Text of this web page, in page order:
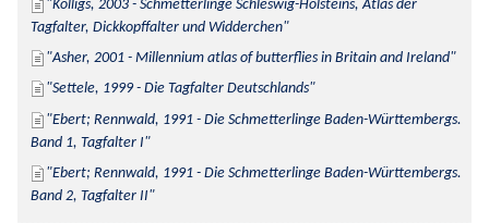
Kolligs, 2003 - Schmetterlinge Schleswig-Holsteins, Atlas der
Tagfalter, Dickkopffalter und Widderchen
Asher, 2001 - Millennium atlas of butterflies in Britain and Ireland
Settele, 1999 - Die Tagfalter Deutschlands
Ebert; Rennwald, 1991 - Die Schmetterlinge Baden-Württembergs.
Band 1, Tagfalter I
Ebert; Rennwald, 1991 - Die Schmetterlinge Baden-Württembergs.
Band 2, Tagfalter II